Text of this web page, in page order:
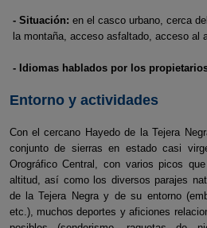
- Situación: en el casco urbano, cerca
la montaña, acceso asfaltado, acceso al
- Idiomas hablados por los
Entorno y actividades
Con el cercano Hayedo de la Tejera
conjunto de sierras en estado casi
Orográfico Central, con varios picos
altitud, así como los diversos parajes
de la Tejera Negra y de su entorno
etc.), muchos deportes y aficiones